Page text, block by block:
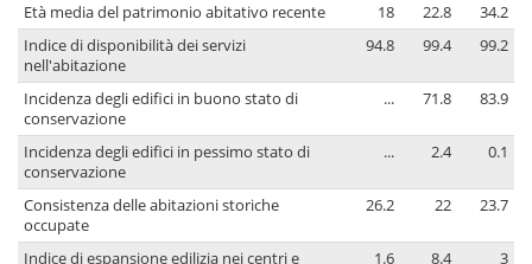
Età media del patrimonio abitativo recente 18 22.8
34.2
Indice di disponibilità dei servizi
nell'abitazione
94.8 99.4 99.2
Incidenza degli edifici in buono stato di
conservazione
... 71.8 83.9
Incidenza degli edifici in pessimo stato di
conservazione
... 2.4 0.1
Consistenza delle abitazioni storiche
occupate
26.2 22 23.7
Indice di espansione edilizia nei centri e
1.6 8.4 3